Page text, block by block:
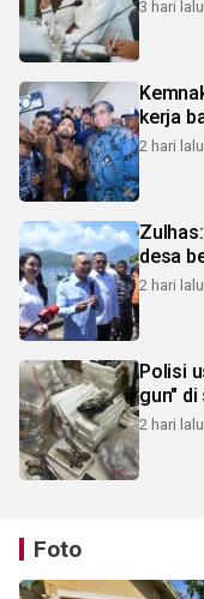
3 hari lalu
kerja
2 hari lalu
desa
2 hari lalu
Polisi
gun" di
2 hari lalu
Foto